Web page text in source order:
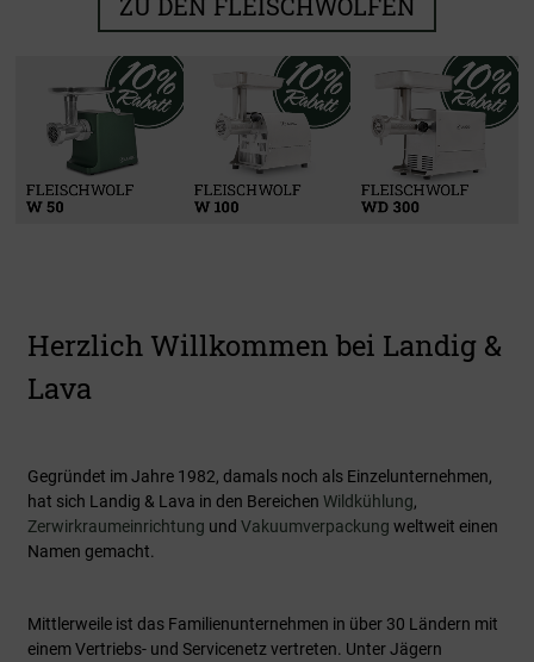
ZU DEN FLEISCHWÖLFEN
Kühlen & Reifen
Zu den Produkten
Zerwirken
Zu den Produkten
Verarbeiten Vakuumieren
Herzlich Willkommen bei Landig &
Lava
Gegründet im Jahre 1982, damals noch als Einzelunternehmen,
hat sich Landig & Lava in den Bereichen Wildkühlung,
Zerwirkraumeinrichtung und Vakuumverpackung weltweit einen
Namen gemacht.
Mittlerweile ist das Familienunternehmen in über 30 Ländern mit
einem Vertriebs- und Servicenetz vertreten. Unter Jägern